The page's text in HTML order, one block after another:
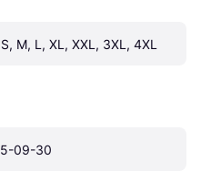
M, L, XL, XXL, 3XL, 4XL
09-30